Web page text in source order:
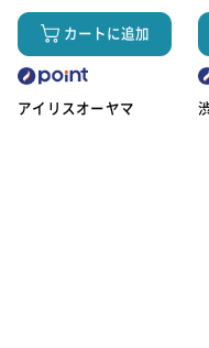
カートに追加
アイリスオーヤマ